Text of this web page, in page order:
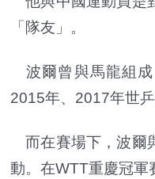
「隊友」。
波爾曾與馬龍組成
2015年、2017年世乒
而在賽場下，波爾
動。在WTT重慶冠軍